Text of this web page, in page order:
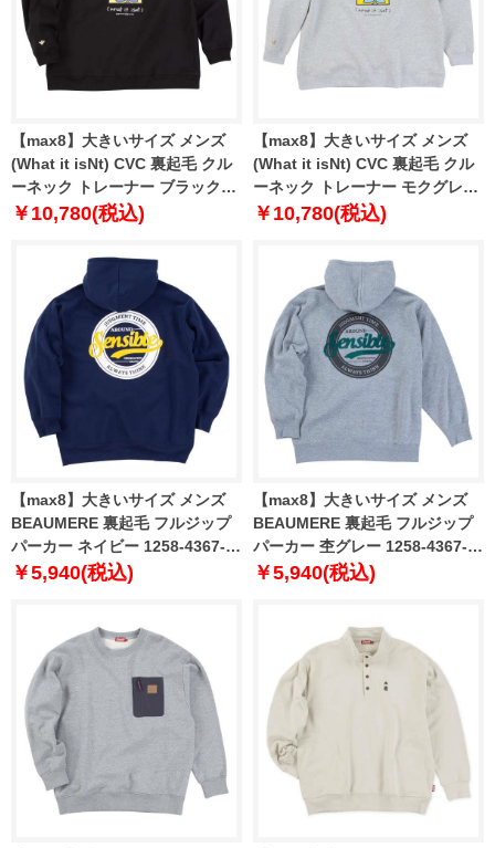
【max8】大きいサイズ メンズ
(What it isNt) CVC 裏起毛 クル
ーネック トレーナー ブラック
1278-4696-2 3L 4L 5L 6L 8L
￥10,780(税込)
【max8】大きいサイズ メンズ
(What it isNt) CVC 裏起毛 クル
ーネック トレーナー モクグレー
1278-4696-1 3L 4L 5L 6L 8L
￥10,780(税込)
【max8】大きいサイズ メンズ
BEAUMERE 裏起毛 フルジップ
パーカー ネイビー 1258-4367-3
3L 4L 5L 6L 8L
￥5,940(税込)
【max8】大きいサイズ メンズ
BEAUMERE 裏起毛 フルジップ
パーカー 杢グレー 1258-4367-1
3L 4L 5L 6L 8L
￥5,940(税込)